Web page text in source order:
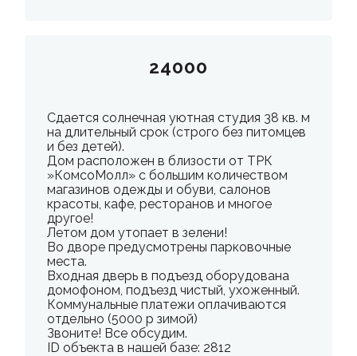
24000
Сдается солнечная уютная студия 38 кв. м
на длительный срок (строго без питомцев
и без детей).
Дом расположен в близости от ТРК
»КомсоМолл» с большим количеством
магазинов одежды и обуви, салонов
красоты, кафе, ресторанов и многое
другое!
Летом дом утопает в зелени!
Во дворе предусмотрены парковочные
места.
Входная дверь в подъезд оборудована
домофоном, подъезд чистый, ухоженный.
Коммунальные платежи оплачиваются
отдельно (5000 р зимой)
Звоните! Все обсудим.
ID объекта в нашей базе: 2812